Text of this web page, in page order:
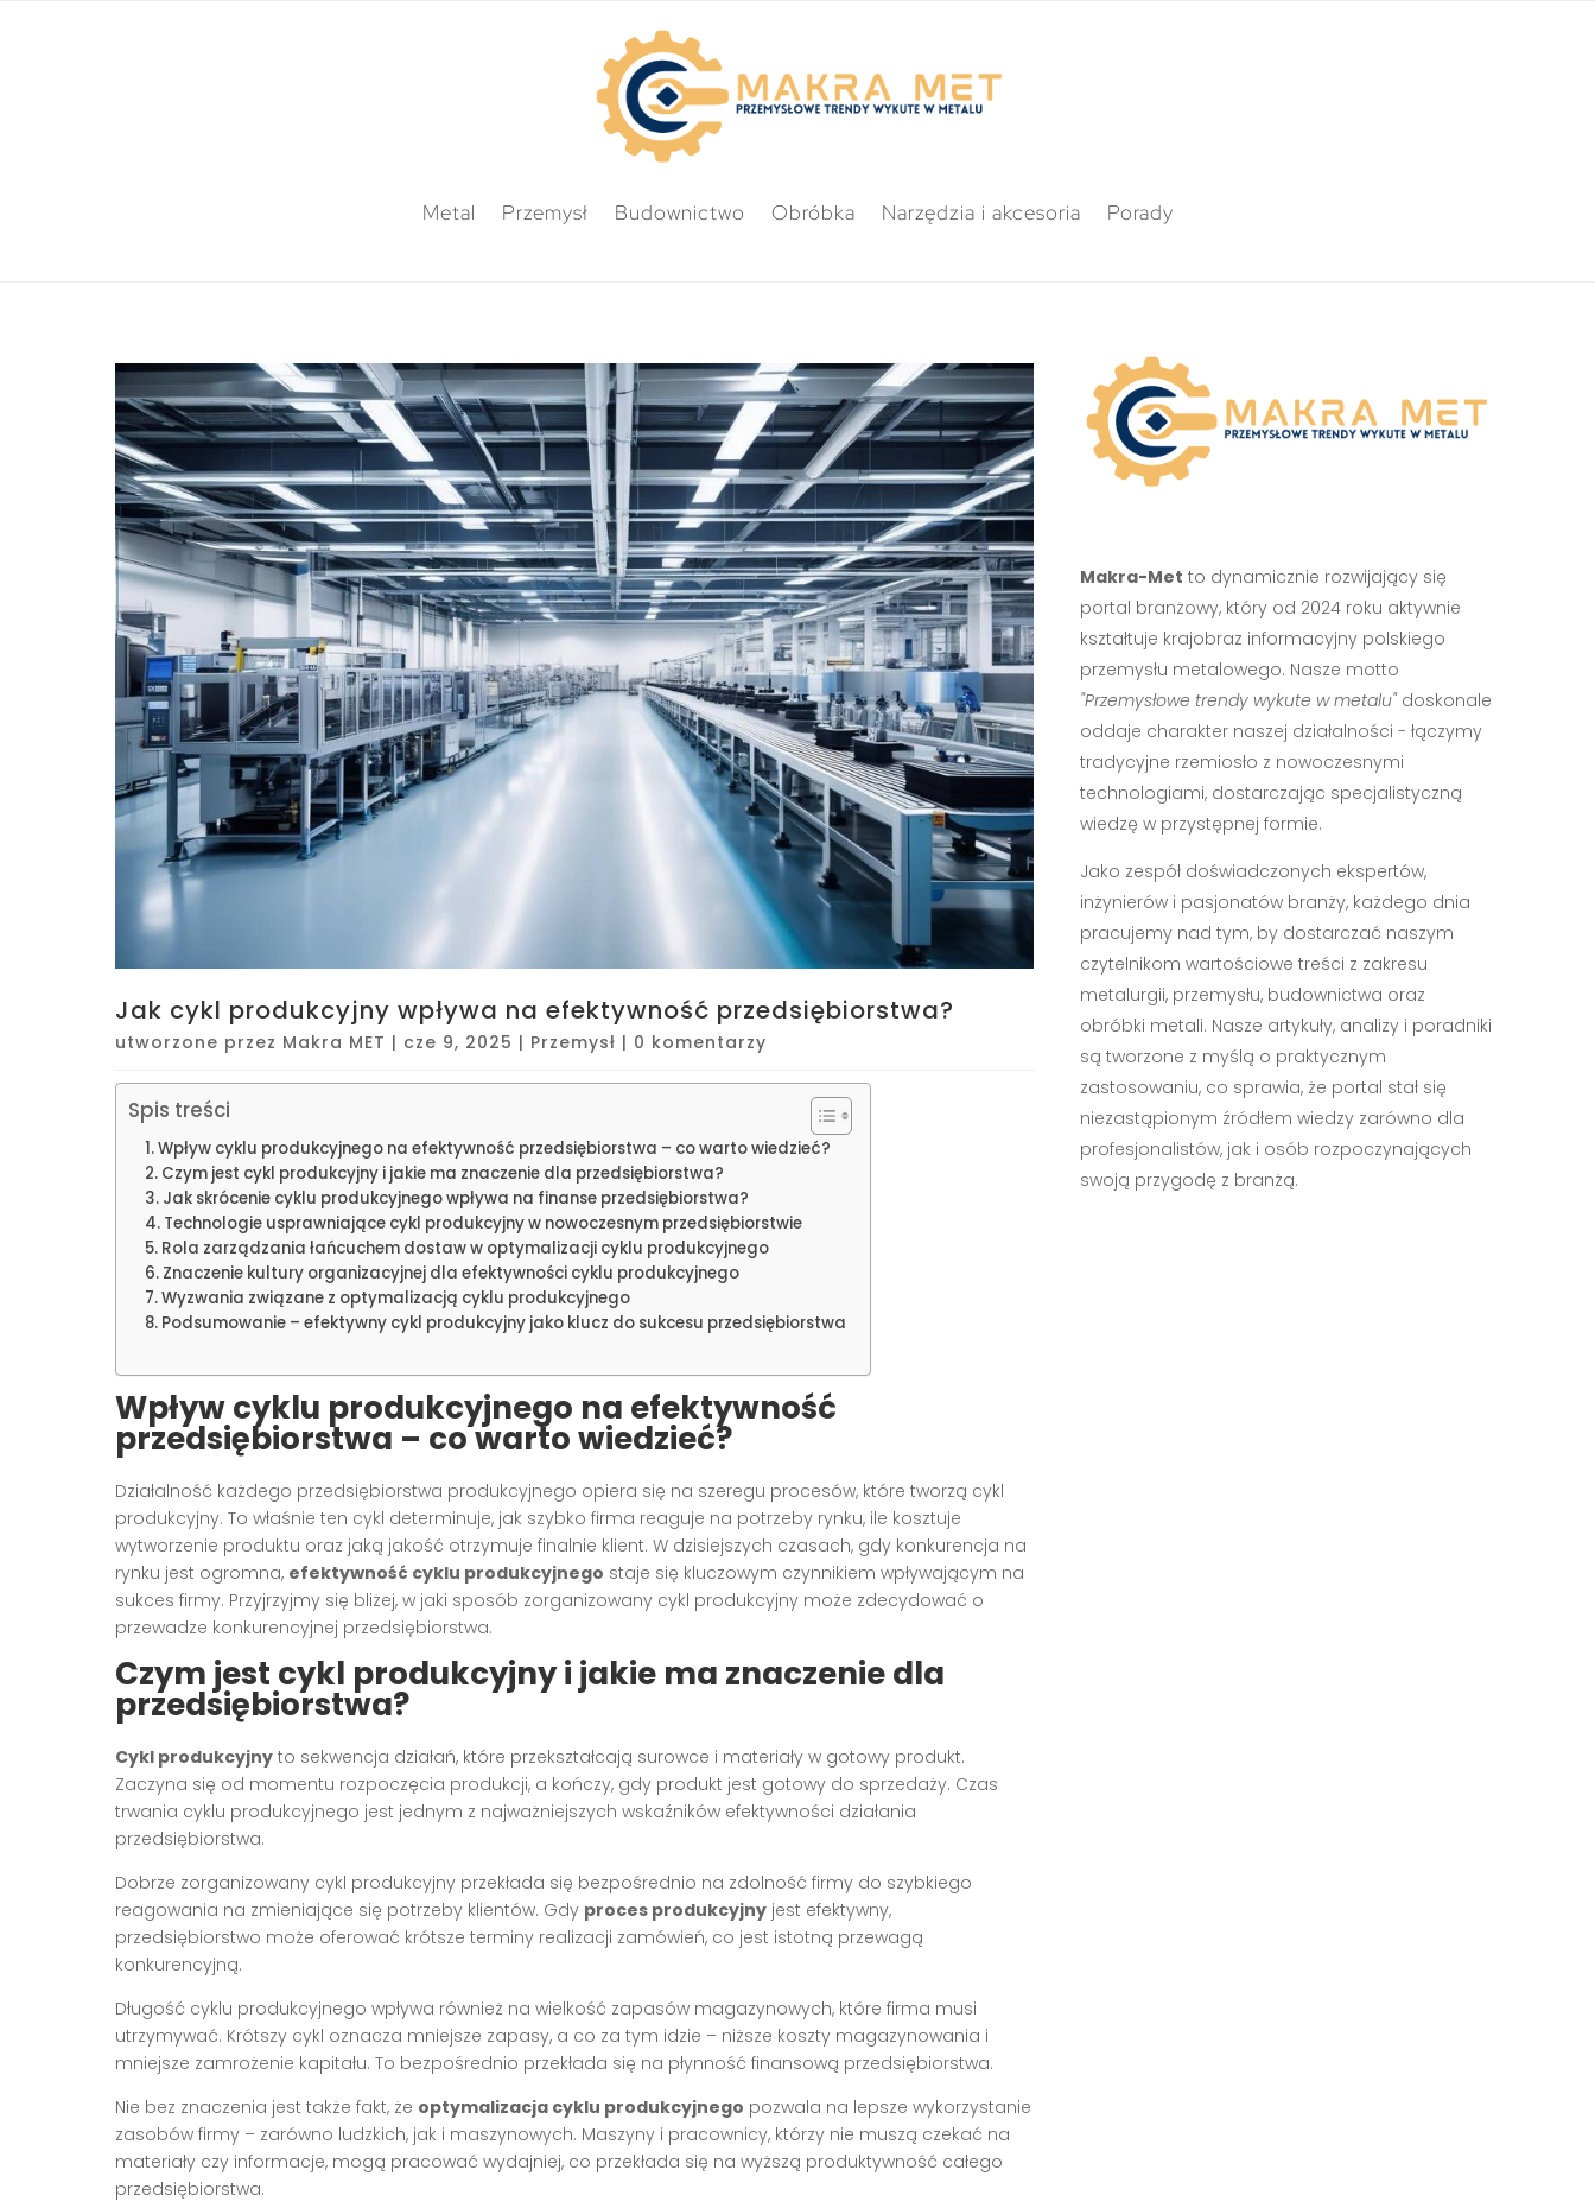
Metal Przemysł Budownictwo Obróbka Narzędzia i akcesoria Porady
Jak cykl produkcyjny wpływa na efektywność przedsiębiorstwa?
utworzone przez Makra MET | cze 9, 2025 | Przemysł | 0 komentarzy
Spis treści
Wpływ cyklu produkcyjnego na efektywność przedsiębiorstwa – co warto wiedzieć?
Czym jest cykl produkcyjny i jakie ma znaczenie dla przedsiębiorstwa?
Jak skrócenie cyklu produkcyjnego wpływa na finanse przedsiębiorstwa?
Technologie usprawniające cykl produkcyjny w nowoczesnym przedsiębiorstwie
Rola zarządzania łańcuchem dostaw w optymalizacji cyklu produkcyjnego
Znaczenie kultury organizacyjnej dla efektywności cyklu produkcyjnego
Wyzwania związane z optymalizacją cyklu produkcyjnego
Podsumowanie – efektywny cykl produkcyjny jako klucz do sukcesu przedsiębiorstwa
Wpływ cyklu produkcyjnego na efektywność
przedsiębiorstwa – co warto wiedzieć?
Działalność każdego przedsiębiorstwa produkcyjnego opiera się na szeregu procesów, które tworzą cykl
produkcyjny. To właśnie ten cykl determinuje, jak szybko firma reaguje na potrzeby rynku, ile kosztuje
wytworzenie produktu oraz jaką jakość otrzymuje finalnie klient. W dzisiejszych czasach, gdy konkurencja na
rynku jest ogromna, efektywność cyklu produkcyjnego staje się kluczowym czynnikiem wpływającym na
sukces firmy. Przyjrzyjmy się bliżej, w jaki sposób zorganizowany cykl produkcyjny może zdecydować o
przewadze konkurencyjnej przedsiębiorstwa.
Czym jest cykl produkcyjny i jakie ma znaczenie dla
przedsiębiorstwa?
Cykl produkcyjny to sekwencja działań, które przekształcają surowce i materiały w gotowy produkt.
Zaczyna się od momentu rozpoczęcia produkcji, a kończy, gdy produkt jest gotowy do sprzedaży. Czas
trwania cyklu produkcyjnego jest jednym z najważniejszych wskaźników efektywności działania
przedsiębiorstwa.
Dobrze zorganizowany cykl produkcyjny przekłada się bezpośrednio na zdolność firmy do szybkiego
reagowania na zmieniające się potrzeby klientów. Gdy proces produkcyjny jest efektywny,
przedsiębiorstwo może oferować krótsze terminy realizacji zamówień, co jest istotną przewagą
konkurencyjną.
Długość cyklu produkcyjnego wpływa również na wielkość zapasów magazynowych, które firma musi
utrzymywać. Krótszy cykl oznacza mniejsze zapasy, a co za tym idzie – niższe koszty magazynowania i
mniejsze zamrożenie kapitału. To bezpośrednio przekłada się na płynność finansową przedsiębiorstwa.
Nie bez znaczenia jest także fakt, że optymalizacja cyklu produkcyjnego pozwala na lepsze wykorzystanie
zasobów firmy – zarówno ludzkich, jak i maszynowych. Maszyny i pracownicy, którzy nie muszą czekać na
materiały czy informacje, mogą pracować wydajniej, co przekłada się na wyższą produktywność całego
przedsiębiorstwa.
Makra-Met to dynamicznie rozwijający się
portal branżowy, który od 2024 roku aktywnie
kształtuje krajobraz informacyjny polskiego
przemysłu metalowego. Nasze motto
"Przemysłowe trendy wykute w metalu"doskonale
oddaje charakter naszej działalności - łączymy
tradycyjne rzemiosło z nowoczesnymi
technologiami, dostarczając specjalistyczną
wiedzę w przystępnej formie.
Jako zespół doświadczonych ekspertów,
inżynierów i pasjonatów branży, każdego dnia
pracujemy nad tym, by dostarczać naszym
czytelnikom wartościowe treści z zakresu
metalurgii, przemysłu, budownictwa oraz
obróbki metali. Nasze artykuły, analizy i poradniki
są tworzone z myślą o praktycznym
zastosowaniu, co sprawia, że portal stał się
niezastąpionym źródłem wiedzy zarówno dla
profesjonalistów, jak i osób rozpoczynających
swoją przygodę z branżą.